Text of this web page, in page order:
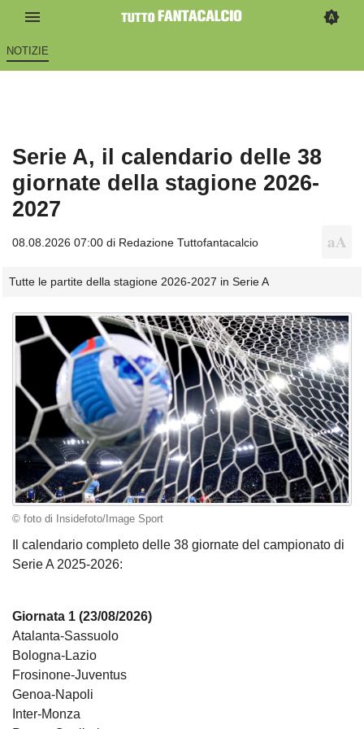
NOTIZIE
Serie A, il calendario delle 38
giornate della stagione 2026-
2027
08.08.2026 07:00 di Redazione Tuttofantacalcio
Tutte le partite della stagione 2026-2027 in Serie A
© foto di Insidefoto/Image Sport
Il calendario completo delle 38 giornate del campionato di
Serie A 2025-2026:
Giornata 1 (23/08/2026)
Atalanta-Sassuolo
Bologna-Lazio
Frosinone-Juventus
Genoa-Napoli
Inter-Monza